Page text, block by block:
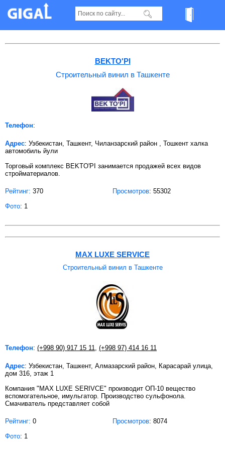
Строительный винил в Ташкенте
BEKTO'PI
Строительный винил в Ташкенте
Телефон:
Адрес: Узбекистан, Ташкент, Чиланзарский район , Тошкент халка
автомобиль йули
Торговый комплекс BEKTO'PI занимается продажей всех видов
стройматериалов.
Рейтинг: 370 Просмотров: 55302
Фото: 1
MAX LUXE SERVICE
Строительный винил в Ташкенте
Телефон: (+998 90) 917 15 11, (+998 97) 414 16 11
Адрес: Узбекистан, Ташкент, Алмазарский район, Карасарай улица,
дом 316, этаж 1
Компания "MAX LUXE SERIVCE" производит ОП-10 вещество
вспомогательное, имульгатор. Производство сульфонола.
Смачиватель представляет собой
Рейтинг: 0 Просмотров: 8074
Фото: 1